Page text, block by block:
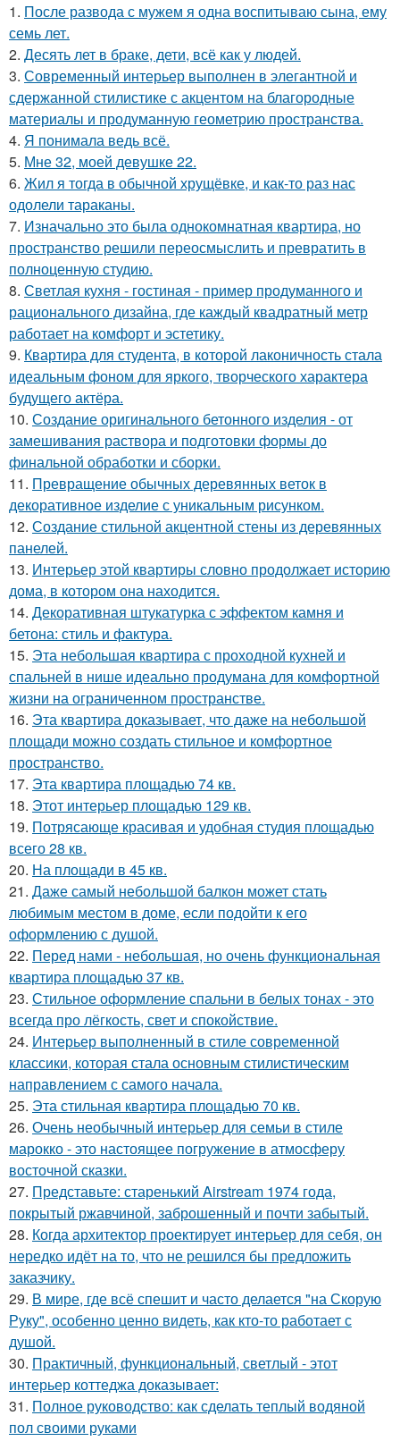
1. После развода с мужем я одна воспитываю сына, ему
семь лет.
2. Десять лет в браке, дети, всё как у людей.
3. Современный интерьер выполнен в элегантной и
сдержанной стилистике с акцентом на благородные
материалы и продуманную геометрию пространства.
4. Я понимала ведь всё.
5. Мне 32, моей девушке 22.
6. Жил я тогда в обычной хрущёвке, и как-то раз нас
одолели тараканы.
7. Изначально это была однокомнатная квартира, но
пространство решили переосмыслить и превратить в
полноценную студию.
8. Светлая кухня - гостиная - пример продуманного и
рационального дизайна, где каждый квадратный метр
работает на комфорт и эстетику.
9. Квартира для студента, в которой лаконичность стала
идеальным фоном для яркого, творческого характера
будущего актёра.
10. Создание оригинального бетонного изделия - от
замешивания раствора и подготовки формы до
финальной обработки и сборки.
11. Превращение обычных деревянных веток в
декоративное изделие с уникальным рисунком.
12. Создание стильной акцентной стены из деревянных
панелей.
13. Интерьер этой квартиры словно продолжает историю
дома, в котором она находится.
14. Декоративная штукатурка с эффектом камня и
бетона: стиль и фактура.
15. Эта небольшая квартира с проходной кухней и
спальней в нише идеально продумана для комфортной
жизни на ограниченном пространстве.
16. Эта квартира доказывает, что даже на небольшой
площади можно создать стильное и комфортное
пространство.
17. Эта квартира площадью 74 кв.
18. Этот интерьер площадью 129 кв.
19. Потрясающе красивая и удобная студия площадью
всего 28 кв.
20. На площади в 45 кв.
21. Даже самый небольшой балкон может стать
любимым местом в доме, если подойти к его
оформлению с душой.
22. Перед нами - небольшая, но очень функциональная
квартира площадью 37 кв.
23. Стильное оформление спальни в белых тонах - это
всегда про лёгкость, свет и спокойствие.
24. Интерьер выполненный в стиле современной
классики, которая стала основным стилистическим
направлением с самого начала.
25. Эта стильная квартира площадью 70 кв.
26. Очень необычный интерьер для семьи в стиле
марокко - это настоящее погружение в атмосферу
восточной сказки.
27. Представьте: старенький Airstream 1974 года,
покрытый ржавчиной, заброшенный и почти забытый.
28. Когда архитектор проектирует интерьер для себя, он
нередко идёт на то, что не решился бы предложить
заказчику.
29. В мире, где всё спешит и часто делается "на Скорую
Руку", особенно ценно видеть, как кто-то работает с
душой.
30. Практичный, функциональный, светлый - этот
интерьер коттеджа доказывает:
31. Полное руководство: как сделать теплый водяной
пол своими руками